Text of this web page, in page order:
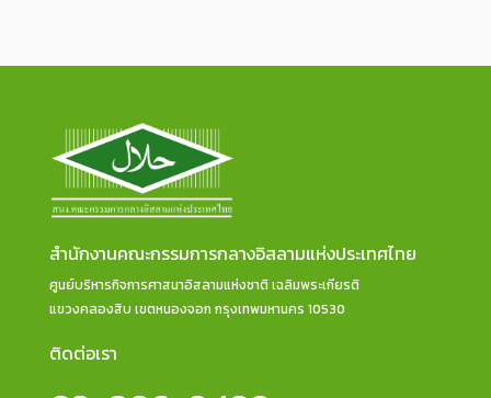
สำนักงานคณะกรรมการกลางอิสลามแห่งประเทศไทย
ศูนย์บริหารกิจการศาสนาอิสลามแห่งชาติ เฉลิมพระเกียรติ
แขวงคลองสิบ เขตหนองจอก กรุงเทพมหานคร 10530
ติดต่อเรา